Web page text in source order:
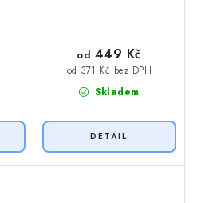
Skladem
od 371 Kč bez DPH
od 449 Kč